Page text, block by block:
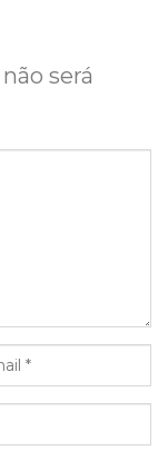
será